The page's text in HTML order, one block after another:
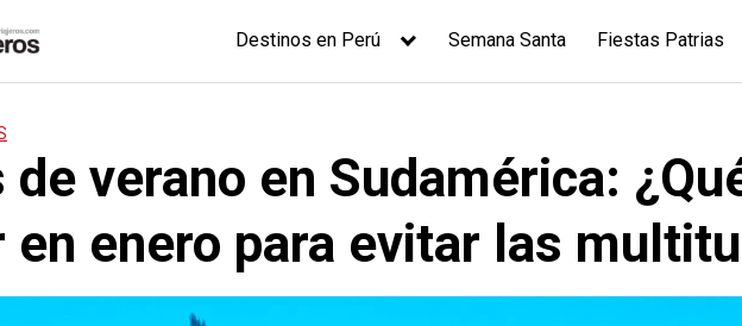
Destinos en Perú Semana Santa Fiestas Patrias
de verano en Sudamérica:
enero para evitar las